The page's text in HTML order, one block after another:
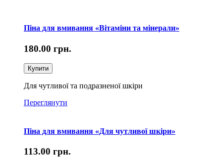
Піна для вмивання «Вітаміни та мінерали»
180.00 грн.
Купити
Для чутливої та подразненої шкіри
Переглянути
Піна для вмивання «Для чутливої шкіри»
113.00 грн.